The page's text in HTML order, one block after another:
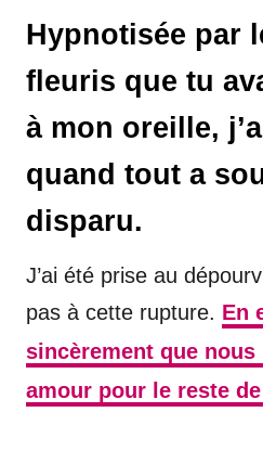
Hypnotisée par
fleuris que tu
à mon oreille,
quand tout a
disparu.
J’ai été prise au
pas à cette rupture. En
sincèrement que
amour pour le reste